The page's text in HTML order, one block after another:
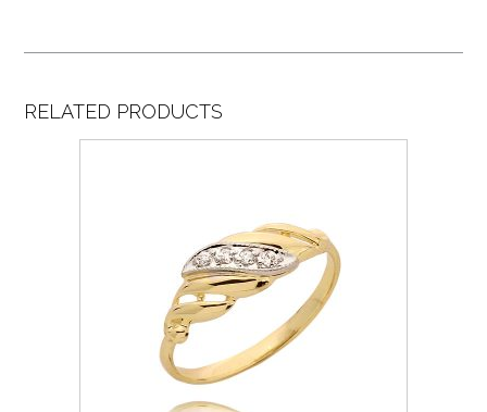
RELATED PRODUCTS